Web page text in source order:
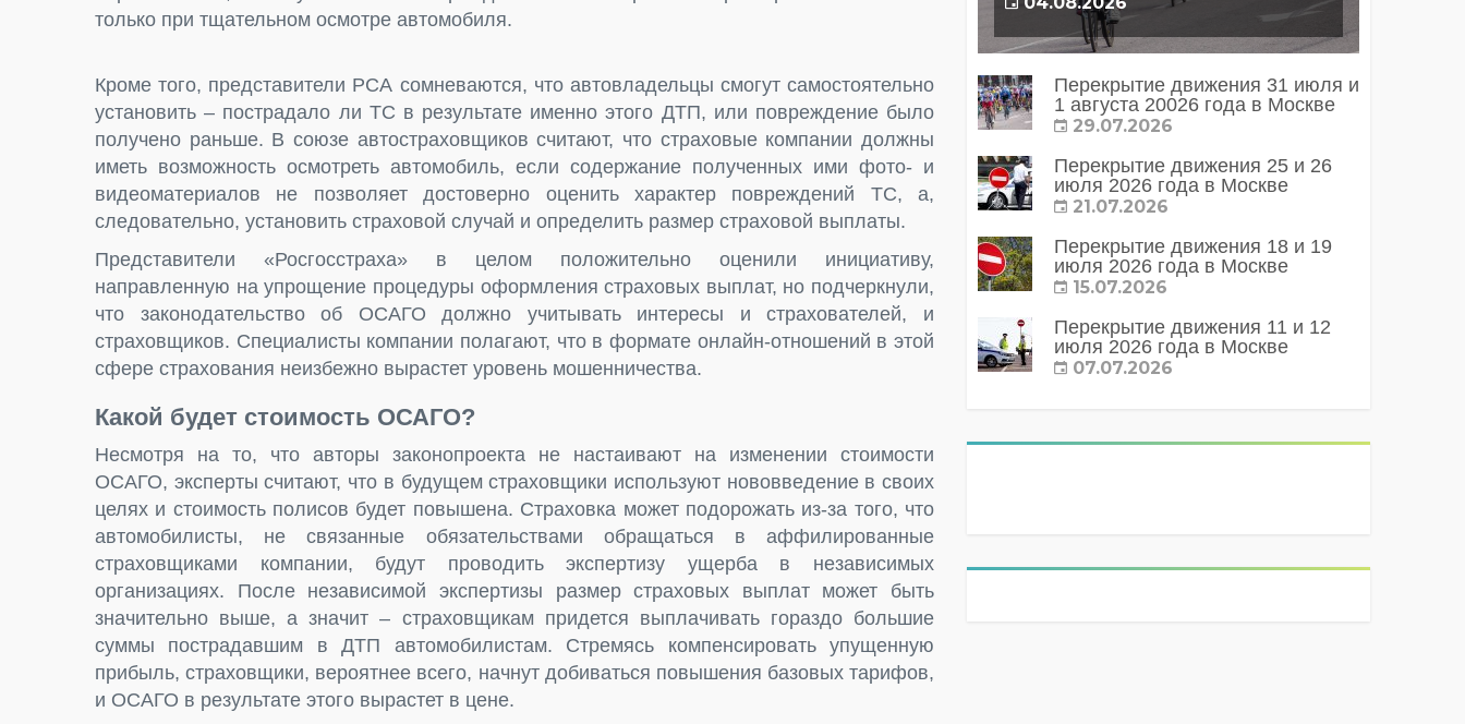
только при тщательном осмотре автомобиля.
Кроме того, представители РСА сомневаются, что автовладельцы смогут самостоятельно
установить – пострадало ли ТС в результате именно этого ДТП, или повреждение было
получено раньше. В союзе автостраховщиков считают, что страховые компании должны
иметь возможность осмотреть автомобиль, если содержание полученных ими фото- и
видеоматериалов не позволяет достоверно оценить характер повреждений ТС, а,
следовательно, установить страховой случай и определить размер страховой выплаты.
Представители «Росгосстраха» в целом положительно оценили инициативу,
направленную на упрощение процедуры оформления страховых выплат, но подчеркнули,
что законодательство об ОСАГО должно учитывать интересы и страхователей, и
страховщиков. Специалисты компании полагают, что в формате онлайн-отношений в этой
сфере страхования неизбежно вырастет уровень мошенничества.
Какой будет стоимость ОСАГО?
Несмотря на то, что авторы законопроекта не настаивают на изменении стоимости
ОСАГО, эксперты считают, что в будущем страховщики используют нововведение в своих
целях и стоимость полисов будет повышена. Страховка может подорожать из-за того, что
автомобилисты, не связанные обязательствами обращаться в аффилированные
страховщиками компании, будут проводить экспертизу ущерба в независимых
организациях. После независимой экспертизы размер страховых выплат может быть
значительно выше, а значит – страховщикам придется выплачивать гораздо большие
суммы пострадавшим в ДТП автомобилистам. Стремясь компенсировать упущенную
прибыль, страховщики, вероятнее всего, начнут добиваться повышения базовых тарифов,
и ОСАГО в результате этого вырастет в цене.
Перекрытие движения 31 июля и
1 августа 20026 года в Москве
29.07.2026
Перекрытие движения 25 и 26
июля 2026 года в Москве
21.07.2026
Перекрытие движения 18 и 19
июля 2026 года в Москве
15.07.2026
Перекрытие движения 11 и 12
июля 2026 года в Москве
07.07.2026